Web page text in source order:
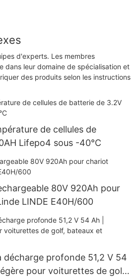
d'experts. Les membres
dans leur domaine de spécialisation et
des produits selon les instructions
de cellules de
Lifepo4 sous -40°C
80V 920Ah pour
LINDE E40H/600
décharge profonde 51,2 V 54
pour voiturettes de golf,